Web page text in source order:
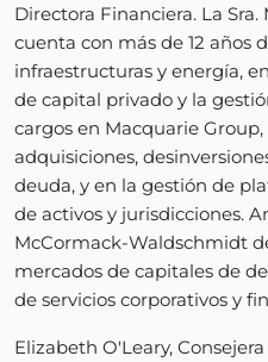
Directora Financiera. La
cuenta con más de 12 años
infraestructuras y energía,
de capital privado y la
cargos en Macquarie
adquisiciones,
deuda, y en la gestión de
de activos y jurisdicciones.
McCormack-Waldschmidt
mercados de capitales de
de servicios corporativos y
Elizabeth O'Leary,